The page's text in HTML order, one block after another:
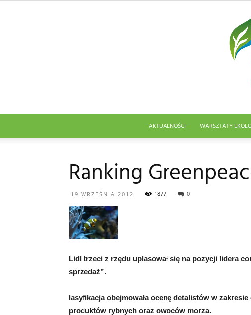
AKTUALNOŚCI WARSZTATY
Ranking
19 WRZEŚNIA 2012 1877 0
Lidl trzeci z rzędu uplasował się na pozycji lidera
sprzedaż”.
lasyfikacja obejmowała ocenę detalistów w
produktów rybnych oraz owoców morza.